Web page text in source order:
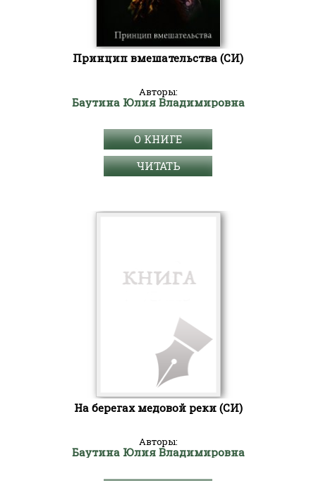
Принцип вмешательства (СИ)
Авторы:
Баутина Юлия Владимировна
О КНИГЕ
ЧИТАТЬ
На берегах медовой реки (СИ)
Авторы:
Баутина Юлия Владимировна